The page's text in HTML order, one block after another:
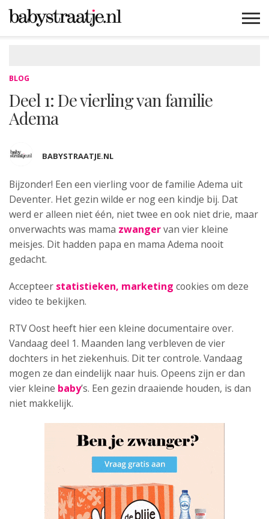
BLOG
Deel 1: De vierling van familie
Adema
BABYSTRAATJE.NL
Bijzonder! Een een vierling voor de familie Adema uit
Deventer. Het gezin wilde er nog een kindje bij. Dat
werd er alleen niet één, niet twee en ook niet drie, maar
onverwachts was mama zwangervan vier kleine
meisjes. Dit hadden papa en mama Adema nooit
gedacht.
Accepteer statistieken, marketing cookies om deze
video te bekijken.
RTV Oost heeft hier een kleine documentaire over.
Vandaag deel 1. Maanden lang verbleven de vier
dochters in het ziekenhuis. Dit ter controle. Vandaag
mogen ze dan eindelijk naar huis. Opeens zijn er dan
vier kleine baby’s. Een gezin draaiende houden, is dan
niet makkelijk.